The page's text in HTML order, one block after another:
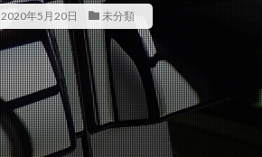
2020年5月20日 未分類